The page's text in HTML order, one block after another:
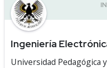
Ingeniería
Universidad Pedagógica